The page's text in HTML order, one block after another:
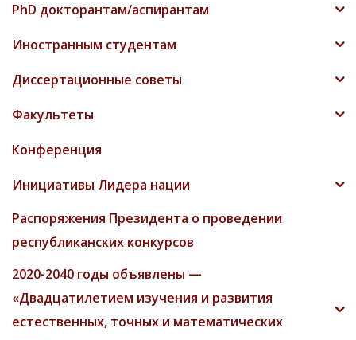
PhD докторантам/аспирантам
Иностранным студентам
Диссертационные советы
Факультеты
Конференция
Инициативы Лидера нации
Распоряжения Президента о проведении
республиканских конкурсов
2020-2040 годы объявлены —
«Двадцатилетием изучения и развития
естественных, точных и математических